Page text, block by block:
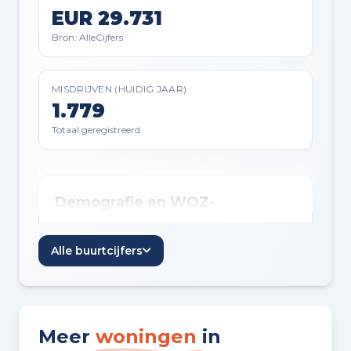
PARKEREN
Planning
05-03-2026
Badkamer voorzieningen
EUR 29.731
Bron: AlleCijfers
MISDRIJVEN (HUIDIG JAAR)
1.779
Totaal geregistreerd
Demografie en WOZ-
Inwoners per jaar
2022
39.915
Alle buurtcijfers
Meer woningen in